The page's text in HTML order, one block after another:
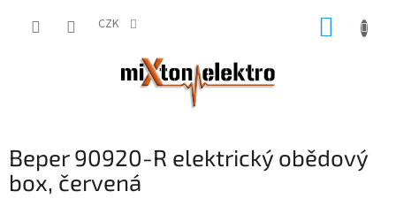
CZK
Beper 90920-R elektrický obědový
box, červená